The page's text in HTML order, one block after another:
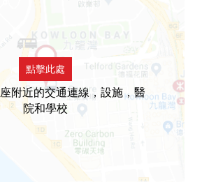
點擊此處
附近的交通連線，設施，醫
院和學校